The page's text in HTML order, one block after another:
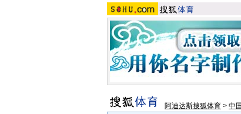
阿迪达斯搜狐体育 > 中